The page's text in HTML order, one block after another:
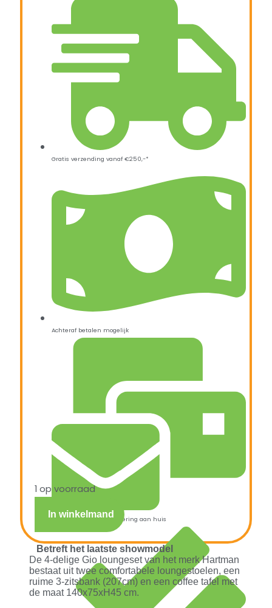
Gratis verzending vanaf €250,-*
Achteraf betalen mogelijk
Snelle verzending & levering aan huis
1 op voorraad
In winkelmand
Betreft het laatste showmodel
De 4-delige Gio loungeset van het merk Hartman
bestaat uit twee comfortabele loungestoelen, een
ruime 3-zitsbank (207cm) en een coffee tafel met
de maat 140x75xH45 cm.